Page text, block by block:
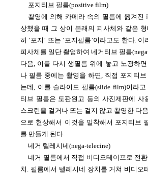
포지티브 필름(positive film)
촬영에 의해 카메라 속의 필름에 옮겨진
상했을 때 그 상이 본래의 피사체와 같은
히 ‘포지’ 또는 ‘포지필름’이라고도 한다.
피사체를 일단 촬영하여 네거티브 필름
다음, 이를 다시 생필름 위에 놓고 노광하
나 필름 중에는 촬영을 하면, 직접 포지티
는데, 이를 슬라이드 필름(slide film)이라
티브 필름은 도판원고 등의 사진제판에 사
스크린을 걸거나 또는 걸지 않고 촬영한 다
으로 현상해서 이것을 밀착해서 포지티브
를 만들게 된다.
네거 텔레시네(nega-telecine)
네거 필름에서 직접 비디오테이프로 전
치. 필름에서 텔레시네 장치를 거쳐 비디오